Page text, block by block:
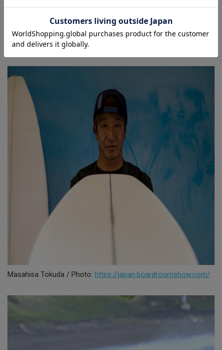
徳田プロのシェープするボードは巷の噂ではマジックボード
と言われており、実際、ライダーの安井タクミプロが彼の板
を乗って優勝納めています。
Masahisa Tokuda / Photo: https://japan.boardroomshow.com/